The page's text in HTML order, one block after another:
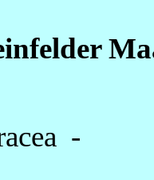
-